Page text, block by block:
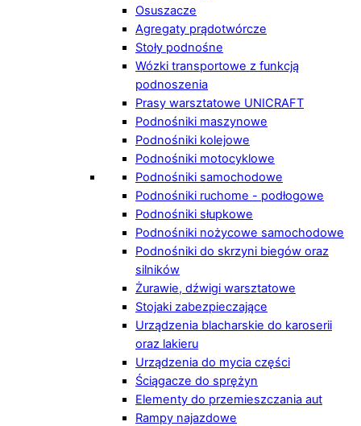
Osuszacze
Agregaty prądotwórcze
Stoły podnośne
Wózki transportowe z funkcją
podnoszenia
Prasy warsztatowe UNICRAFT
Podnośniki maszynowe
Podnośniki kolejowe
Podnośniki motocyklowe
Podnośniki samochodowe
Podnośniki ruchome - podłogowe
Podnośniki słupkowe
Podnośniki nożycowe samochodowe
Podnośniki do skrzyni biegów oraz
silników
Żurawie, dźwigi warsztatowe
Stojaki zabezpieczające
Urządzenia blacharskie do karoserii
oraz lakieru
Urządzenia do mycia części
Ściągacze do sprężyn
Elementy do przemieszczania aut
Rampy najazdowe